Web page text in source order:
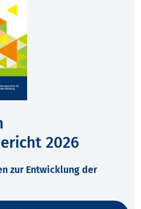
2026
zur Entwicklung der